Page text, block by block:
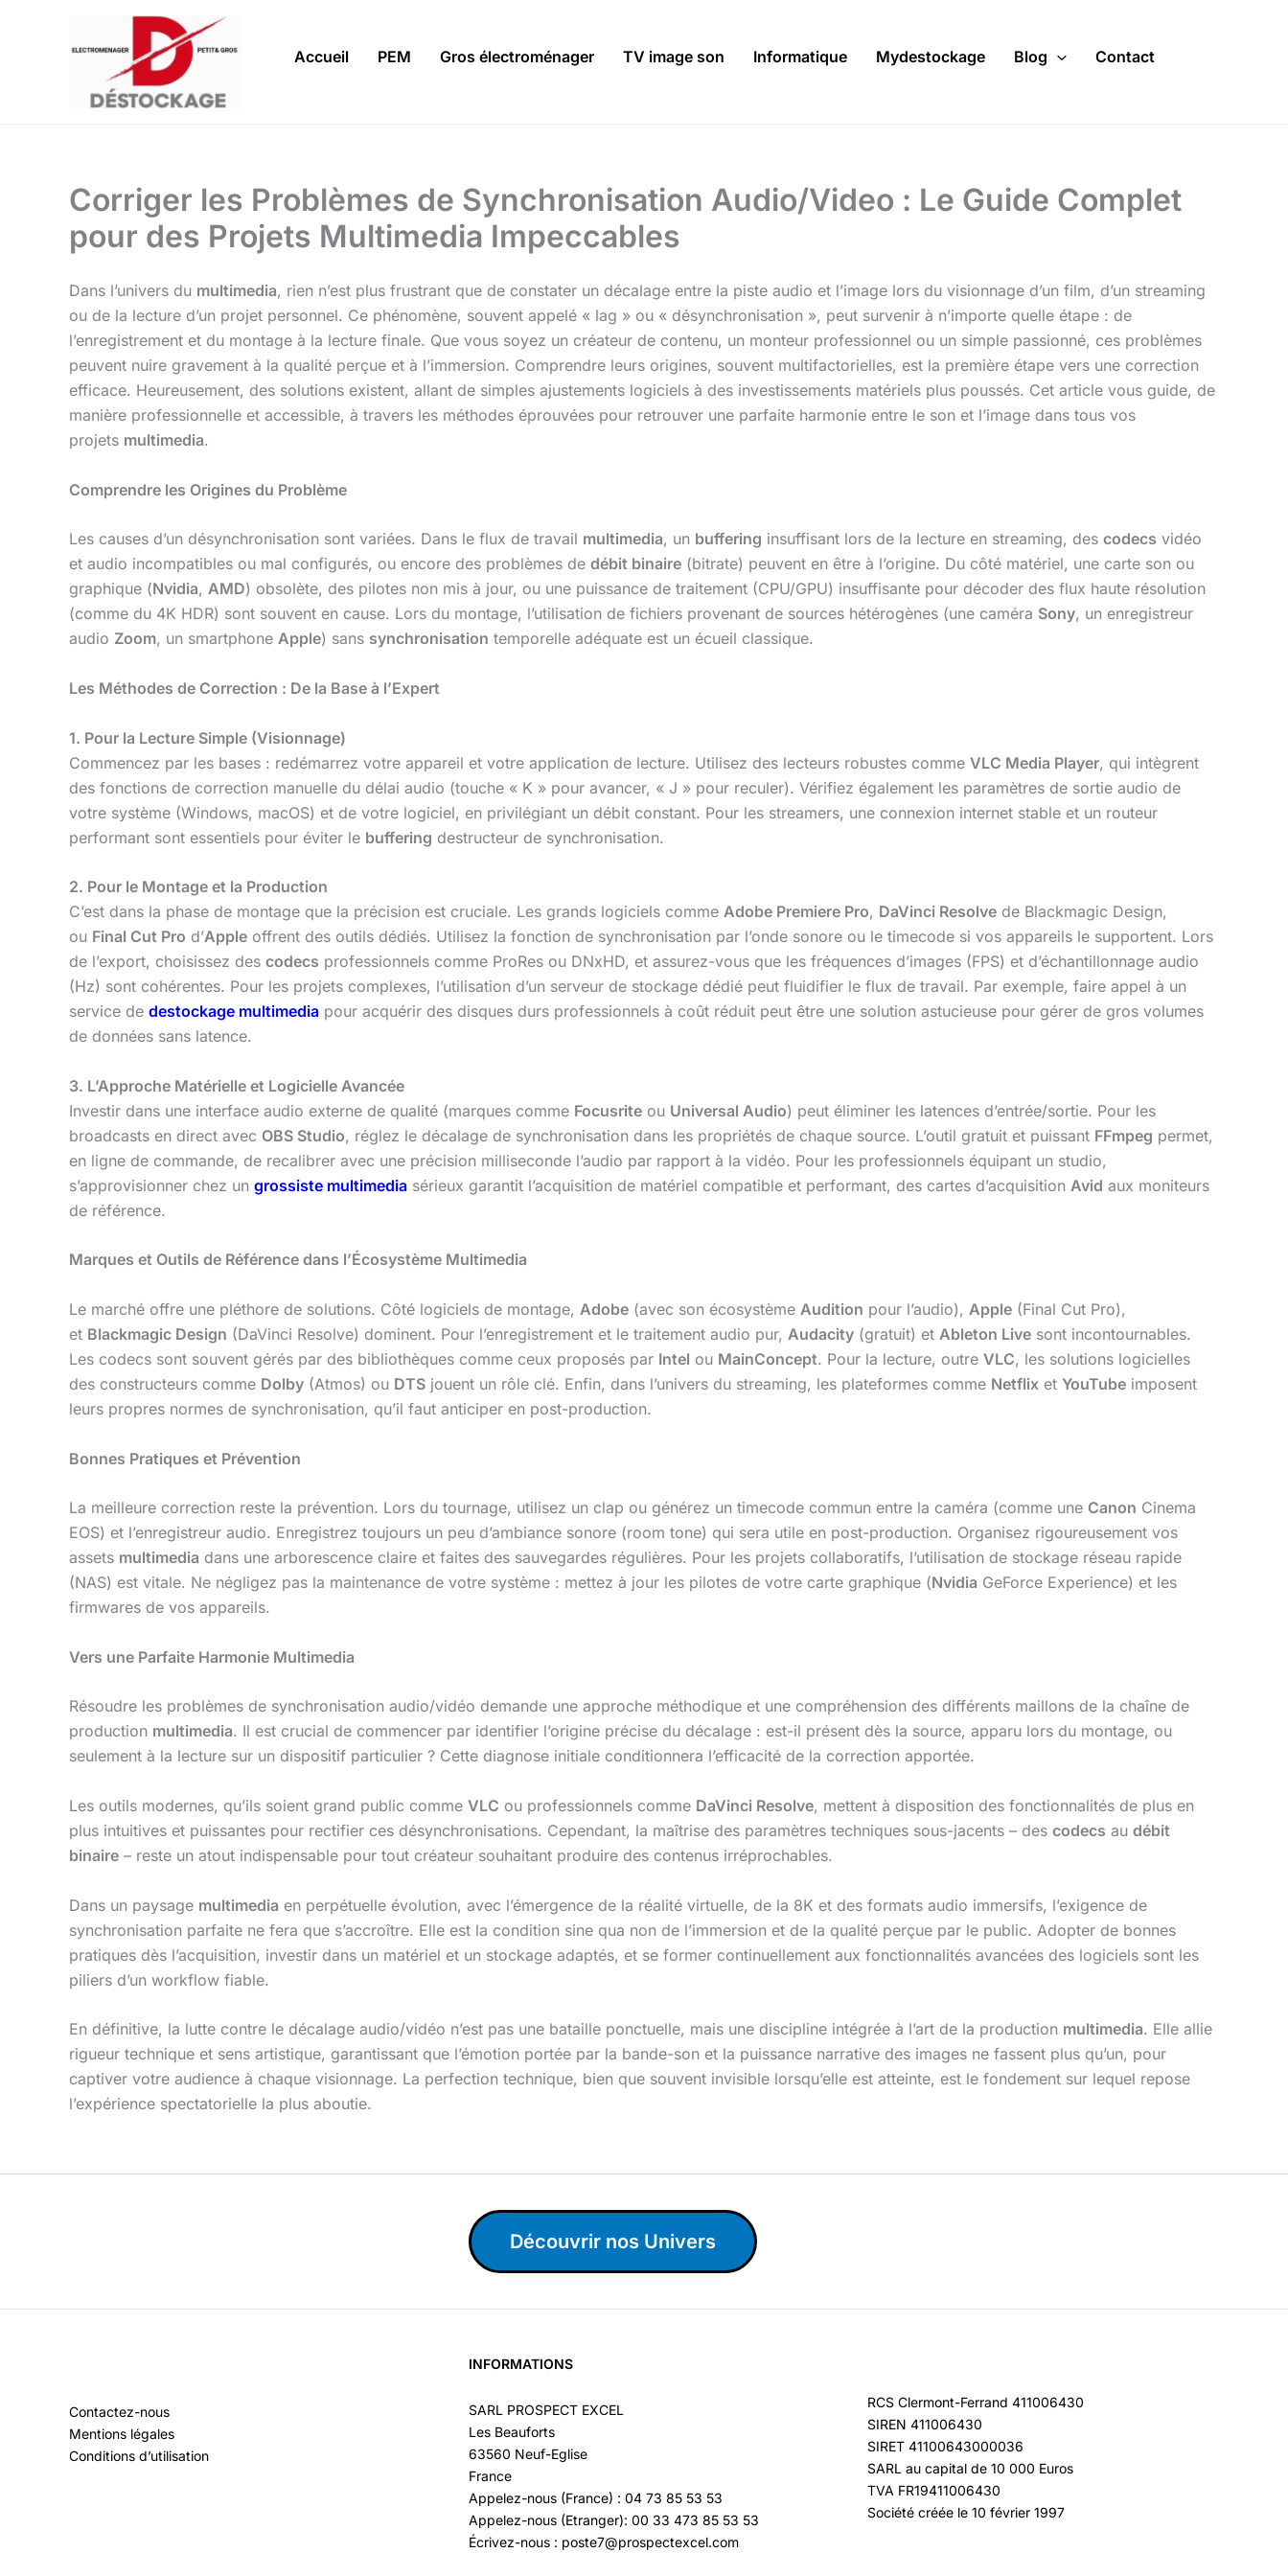
Accueil PEM Gros électroménager TV image son Informatique Mydestockage Blog Contact
Corriger les Problèmes de Synchronisation Audio/Video : Le Guide Complet
pour des Projets Multimedia Impeccables
Dans l’univers du multimedia, rien n’est plus frustrant que de constater un décalage entre la piste audio et l’image lors du visionnage d’un film, d’un streaming
ou de la lecture d’un projet personnel. Ce phénomène, souvent appelé « lag » ou « désynchronisation », peut survenir à n’importe quelle étape : de
l’enregistrement et du montage à la lecture finale. Que vous soyez un créateur de contenu, un monteur professionnel ou un simple passionné, ces problèmes
peuvent nuire gravement à la qualité perçue et à l’immersion. Comprendre leurs origines, souvent multifactorielles, est la première étape vers une correction
efficace. Heureusement, des solutions existent, allant de simples ajustements logiciels à des investissements matériels plus poussés. Cet article vous guide, de
manière professionnelle et accessible, à travers les méthodes éprouvées pour retrouver une parfaite harmonie entre le son et l’image dans tous vos
projets multimedia.
Comprendre les Origines du Problème
Les causes d’un désynchronisation sont variées. Dans le flux de travail multimedia, un buffering insuffisant lors de la lecture en streaming, des codecs vidéo
et audio incompatibles ou mal configurés, ou encore des problèmes de débit binaire (bitrate) peuvent en être à l’origine. Du côté matériel, une carte son ou
graphique (Nvidia, AMD) obsolète, des pilotes non mis à jour, ou une puissance de traitement (CPU/GPU) insuffisante pour décoder des flux haute résolution
(comme du 4K HDR) sont souvent en cause. Lors du montage, l’utilisation de fichiers provenant de sources hétérogènes (une caméra Sony, un enregistreur
audio Zoom, un smartphone Apple) sans synchronisation temporelle adéquate est un écueil classique.
Les Méthodes de Correction : De la Base à l’Expert
1. Pour la Lecture Simple (Visionnage)
Commencez par les bases : redémarrez votre appareil et votre application de lecture. Utilisez des lecteurs robustes comme VLC Media Player, qui intègrent
des fonctions de correction manuelle du délai audio (touche « K » pour avancer, « J » pour reculer). Vérifiez également les paramètres de sortie audio de
votre système (Windows, macOS) et de votre logiciel, en privilégiant un débit constant. Pour les streamers, une connexion internet stable et un routeur
performant sont essentiels pour éviter le buffering destructeur de synchronisation.
2. Pour le Montage et la Production
C’est dans la phase de montage que la précision est cruciale. Les grands logiciels comme Adobe Premiere Pro, DaVinci Resolve de Blackmagic Design,
ou Final Cut Pro d’Apple offrent des outils dédiés. Utilisez la fonction de synchronisation par l’onde sonore ou le timecode si vos appareils le supportent. Lors
de l’export, choisissez des codecs professionnels comme ProRes ou DNxHD, et assurez-vous que les fréquences d’images (FPS) et d’échantillonnage audio
(Hz) sont cohérentes. Pour les projets complexes, l’utilisation d’un serveur de stockage dédié peut fluidifier le flux de travail. Par exemple, faire appel à un
service de destockage multimedia pour acquérir des disques durs professionnels à coût réduit peut être une solution astucieuse pour gérer de gros volumes
de données sans latence.
3. L’Approche Matérielle et Logicielle Avancée
Investir dans une interface audio externe de qualité (marques comme Focusrite ou Universal Audio) peut éliminer les latences d’entrée/sortie. Pour les
broadcasts en direct avec OBS Studio, réglez le décalage de synchronisation dans les propriétés de chaque source. L’outil gratuit et puissant FFmpeg permet,
en ligne de commande, de recalibrer avec une précision milliseconde l’audio par rapport à la vidéo. Pour les professionnels équipant un studio,
s’approvisionner chez un grossiste multimedia sérieux garantit l’acquisition de matériel compatible et performant, des cartes d’acquisition Avid aux moniteurs
de référence.
Marques et Outils de Référence dans l’Écosystème Multimedia
Le marché offre une pléthore de solutions. Côté logiciels de montage, Adobe (avec son écosystème Audition pour l’audio), Apple (Final Cut Pro),
et Blackmagic Design (DaVinci Resolve) dominent. Pour l’enregistrement et le traitement audio pur, Audacity (gratuit) et Ableton Live sont incontournables.
Les codecs sont souvent gérés par des bibliothèques comme ceux proposés par Intel ou MainConcept. Pour la lecture, outre VLC, les solutions logicielles
des constructeurs comme Dolby (Atmos) ou DTS jouent un rôle clé. Enfin, dans l’univers du streaming, les plateformes comme Netflix et YouTube imposent
leurs propres normes de synchronisation, qu’il faut anticiper en post-production.
Bonnes Pratiques et Prévention
La meilleure correction reste la prévention. Lors du tournage, utilisez un clap ou générez un timecode commun entre la caméra (comme une Canon Cinema
EOS) et l’enregistreur audio. Enregistrez toujours un peu d’ambiance sonore (room tone) qui sera utile en post-production. Organisez rigoureusement vos
assets multimedia dans une arborescence claire et faites des sauvegardes régulières. Pour les projets collaboratifs, l’utilisation de stockage réseau rapide
(NAS) est vitale. Ne négligez pas la maintenance de votre système : mettez à jour les pilotes de votre carte graphique (Nvidia GeForce Experience) et les
firmwares de vos appareils.
Vers une Parfaite Harmonie Multimedia
Résoudre les problèmes de synchronisation audio/vidéo demande une approche méthodique et une compréhension des différents maillons de la chaîne de
production multimedia. Il est crucial de commencer par identifier l’origine précise du décalage : est-il présent dès la source, apparu lors du montage, ou
seulement à la lecture sur un dispositif particulier ? Cette diagnose initiale conditionnera l’efficacité de la correction apportée.
Les outils modernes, qu’ils soient grand public comme VLC ou professionnels comme DaVinci Resolve, mettent à disposition des fonctionnalités de plus en
plus intuitives et puissantes pour rectifier ces désynchronisations. Cependant, la maîtrise des paramètres techniques sous-jacents – des codecs au débit
binaire – reste un atout indispensable pour tout créateur souhaitant produire des contenus irréprochables.
Dans un paysage multimedia en perpétuelle évolution, avec l’émergence de la réalité virtuelle, de la 8K et des formats audio immersifs, l’exigence de
synchronisation parfaite ne fera que s’accroître. Elle est la condition sine qua non de l’immersion et de la qualité perçue par le public. Adopter de bonnes
pratiques dès l’acquisition, investir dans un matériel et un stockage adaptés, et se former continuellement aux fonctionnalités avancées des logiciels sont les
piliers d’un workflow fiable.
En définitive, la lutte contre le décalage audio/vidéo n’est pas une bataille ponctuelle, mais une discipline intégrée à l’art de la production multimedia. Elle allie
rigueur technique et sens artistique, garantissant que l’émotion portée par la bande-son et la puissance narrative des images ne fassent plus qu’un, pour
captiver votre audience à chaque visionnage. La perfection technique, bien que souvent invisible lorsqu’elle est atteinte, est le fondement sur lequel repose
l’expérience spectatorielle la plus aboutie.
Découvrir nos Univers
Contactez-nous
Mentions légales
Conditions d’utilisation
INFORMATIONS
SARL PROSPECT EXCEL
Les Beauforts
63560 Neuf-Eglise
France
Appelez-nous (France) : 04 73 85 53 53
Appelez-nous (Etranger): 00 33 473 85 53 53
Écrivez-nous : poste7@prospectexcel.com
RCS Clermont-Ferrand 411006430
SIREN 411006430
SIRET 41100643000036
SARL au capital de 10 000 Euros
TVA FR19411006430
Société créée le 10 février 1997